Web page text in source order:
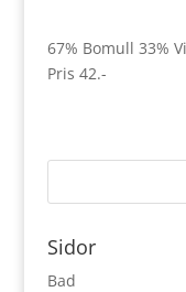
67% Bomull 33%
Pris 42.-
Sidor
Bad